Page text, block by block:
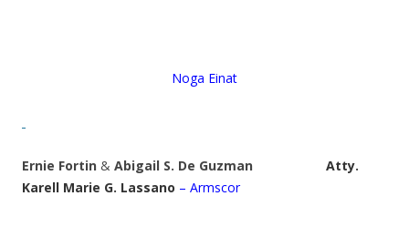
Noga Einat
Ernie Fortin & Abigail S. De Guzman
Atty.
Karell Marie G. Lassano – Armscor